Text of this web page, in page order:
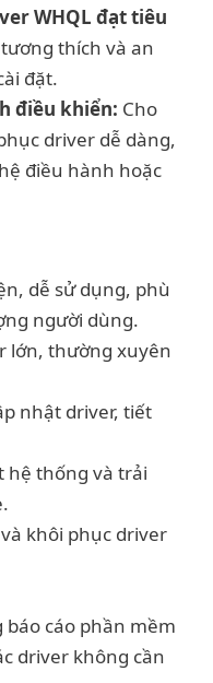
WHQL đạt tiêu
thích và an
đặt.
điều khiển: Cho
driver dễ dàng,
điều hành hoặc
dễ sử dụng, phù
người dùng.
lớn, thường xuyên
nhật driver, tiết
hệ thống và trải
khôi phục driver
cáo phần mềm
driver không cần